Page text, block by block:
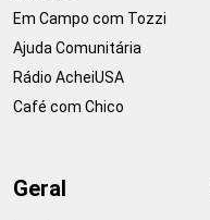
Em Campo com Tozzi
Ajuda Comunitária
Rádio AcheiUSA
Café com Chico
Geral